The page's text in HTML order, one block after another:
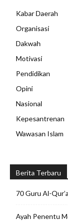
Kabar Daerah
Organisasi
Dakwah
Motivasi
Pendidikan
Opini
Nasional
Kepesantrenan
Wawasan Islam
Berita Terbaru
70 Guru Al-
Ayah Penentu